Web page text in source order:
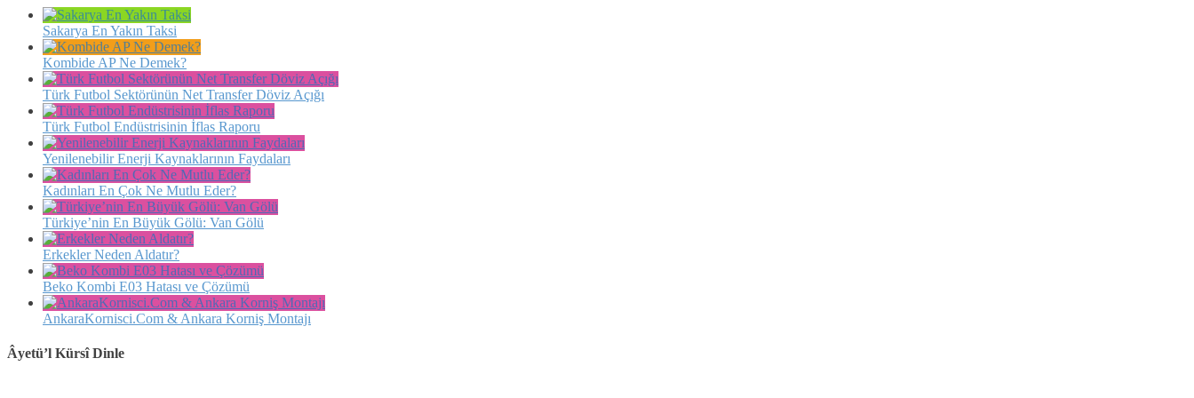
Sakarya En Yakın Taksi
Kombide AP Ne Demek?
Türk Futbol Sektörünün Net Transfer Döviz Açığı
Türk Futbol Endüstrisinin İflas Raporu
Yenilenebilir Enerji Kaynaklarının Faydaları
Kadınları En Çok Ne Mutlu Eder?
Türkiye’nin En Büyük Gölü: Van Gölü
Erkekler Neden Aldatır?
Beko Kombi E03 Hatası ve Çözümü
AnkaraKornisci.Com & Ankara Korniş Montajı
Âyetü’l Kürsî Dinle